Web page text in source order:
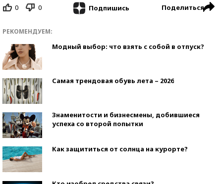
0 0 Подпишись Поделиться
РЕКОМЕНДУЕМ:
Модный выбор: что взять с собой в отпуск?
Самая трендовая обувь лета – 2026
Знаменитости и бизнесмены, добившиеся
успеха со второй попытки
Как защититься от солнца на курорте?